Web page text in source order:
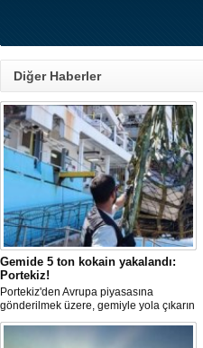
Diğer Haberler
Gemide 5 ton kokain yakalandı:
Portekiz!
Portekiz'den Avrupa piyasasına
gönderilmek üzere, gemiyle yola çıkarın
5 ton kokain, Portekiz polisi ile Portekiz